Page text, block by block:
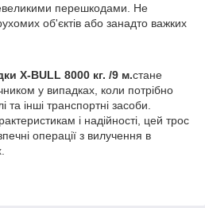
перешкодами. Не
об'єктів або занадто важких
X-BULL 8000 кг. /9 м.стане
у випадках, коли потрібно
та інші транспортні засоби.
і надійності, цей трос
операції з вилучення в